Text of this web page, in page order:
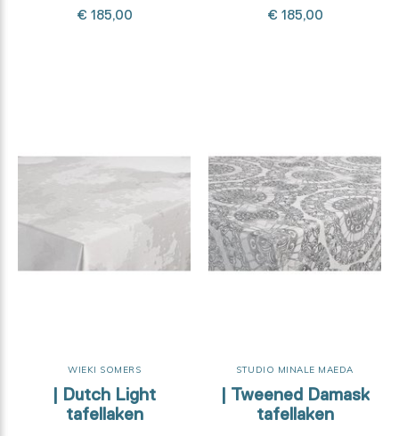
€ 185,00 € 185,00
WIEKI SOMERS
| Dutch Light
tafellaken
STUDIO MINALE MAEDA
| Tweened Damask
tafellaken